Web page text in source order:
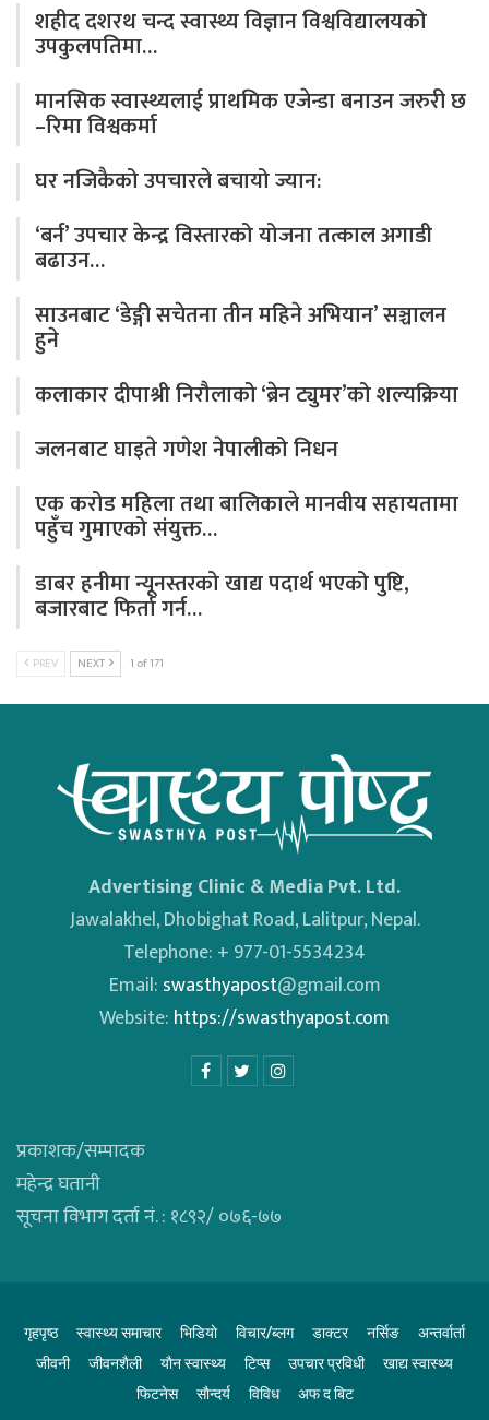
शहीद दशरथ चन्द स्वास्थ्य विज्ञान विश्वविद्यालयको
उपकुलपतिमा…
मानसिक स्वास्थ्यलाई प्राथमिक एजेन्डा बनाउन जरुरी छ
–रिमा विश्वकर्मा
घर नजिकैको उपचारले बचायो ज्यान:
‘बर्न’ उपचार केन्द्र विस्तारको योजना तत्काल अगाडी
बढाउन…
साउनबाट ‘डेङ्गी सचेतना तीन महिने अभियान’ सञ्चालन
हुने
कलाकार दीपाश्री निरौलाको ‘ब्रेन ट्युमर’को शल्यक्रिया
जलनबाट घाइते गणेश नेपालीको निधन
एक करोड महिला तथा बालिकाले मानवीय सहायतामा
पहुँच गुमाएको संयुक्त…
डाबर हनीमा न्यूनस्तरको खाद्य पदार्थ भएको पुष्टि,
बजारबाट फिर्ता गर्न…
PREV NEXT 1 of 171
Advertising Clinic & Media Pvt. Ltd.
Jawalakhel, Dhobighat Road, Lalitpur, Nepal.
Telephone: + 977-01-5534234
Email: swasthyapost@gmail.com
Website: https://swasthyapost.com
प्रकाशक/सम्पादक
महेन्द्र घतानी
सूचना विभाग दर्ता नं. : १८९२/ ०७६-७७
गृहपृष्ठ स्वास्थ्य समाचार भिडियाे विचार/ब्लग डाक्टर नर्सिङ
अन्तर्वार्ता
जीवनी
जीवनशैली याैन स्वास्थ्य टिप्स उपचार प्रविधी
खाद्य स्वास्थ्य
फिटनेस
साैन्दर्य विविध अफ द बिट